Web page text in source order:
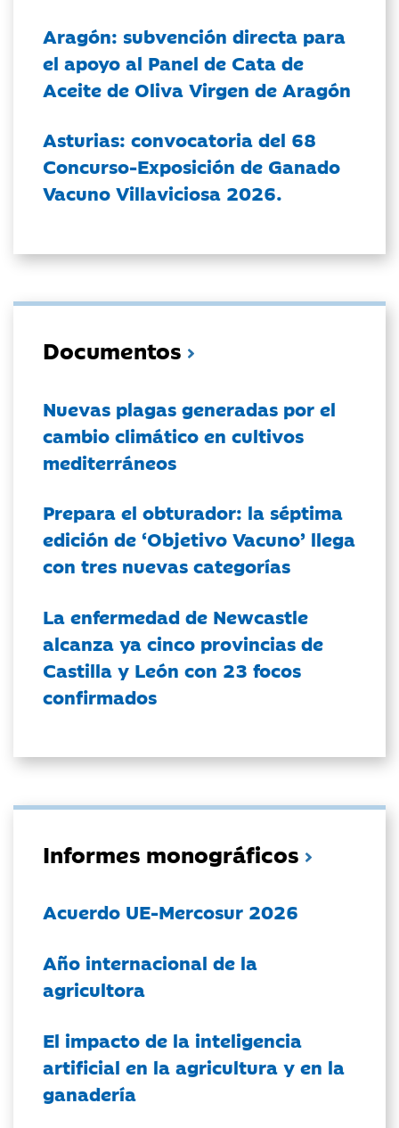
Aragón: subvención directa para
el apoyo al Panel de Cata de
Aceite de Oliva Virgen de Aragón
Asturias: convocatoria del 68
Concurso-Exposición de Ganado
Vacuno Villaviciosa 2026.
Documentos
Nuevas plagas generadas por el
cambio climático en cultivos
mediterráneos
Prepara el obturador: la séptima
edición de ‘Objetivo Vacuno’ llega
con tres nuevas categorías
La enfermedad de Newcastle
alcanza ya cinco provincias de
Castilla y León con 23 focos
confirmados
Informes monográficos
Acuerdo UE-Mercosur 2026
Año internacional de la
agricultora
El impacto de la inteligencia
artificial en la agricultura y en la
ganadería